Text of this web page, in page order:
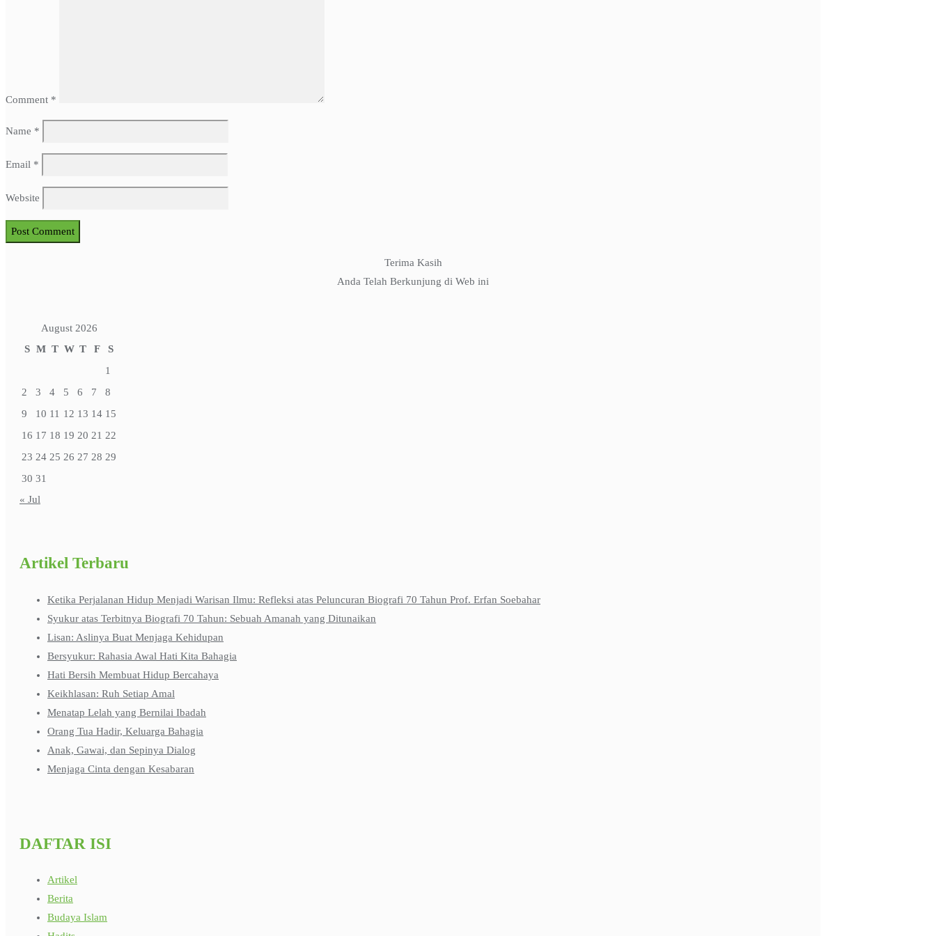
Comment *
Name *
Email *
Website
Terima Kasih
Anda Telah Berkunjung di Web ini
August 2026
S M T W T F
S
1
2
3 4 5 6 7
8
9
10 11 12 13 14 15
16 17 18 19 20 21 22
23 24 25 26 27 28 29
30 31
« Jul
Artikel Terbaru
Ketika Perjalanan Hidup Menjadi Warisan Ilmu: Refleksi atas Peluncuran Biografi 70 Tahun Prof. Erfan Soebahar
Syukur atas Terbitnya Biografi 70 Tahun: Sebuah Amanah yang Ditunaikan
Lisan: Aslinya Buat Menjaga Kehidupan
Bersyukur: Rahasia Awal Hati Kita Bahagia
Hati Bersih Membuat Hidup Bercahaya
Keikhlasan: Ruh Setiap Amal
Menatap Lelah yang Bernilai Ibadah
Orang Tua Hadir, Keluarga Bahagia
Anak, Gawai, dan Sepinya Dialog
Menjaga Cinta dengan Kesabaran
DAFTAR ISI
Artikel
Berita
Budaya Islam